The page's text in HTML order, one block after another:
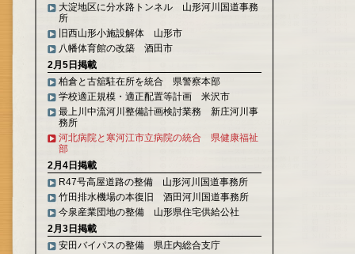
大淀地区に分水路トンネル 山形河川国道事務
所
旧西山形小施設解体 山形市
八幡体育館の改築 酒田市
2月5日掲載
柏倉と古舘駐在所を統合 県警察本部
学校適正規模・適正配置等計画 米沢市
最上川中流河川整備計画検討業務 新庄河川事
務所
河北病院と寒河江市立病院の統合 県健康福祉
部
2月4日掲載
R47号高屋道路の整備 山形河川国道事務所
竹田排水機場の本復旧 酒田河川国道事務所
今泉産業団地の整備 山形県住宅供給公社
2月3日掲載
安田バイパスの整備 県庄内総合支庁